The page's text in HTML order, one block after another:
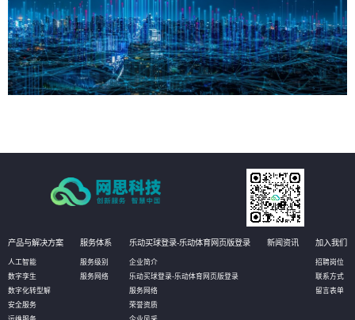
产品与解决方案
人工智能
数字孪生
数字化转型解
安全服务
服务体系
服务级别
服务网络
乐动买球登录-乐动体育网页版登录
企业简介
乐动买球登录-乐动体育网页版登录
服务网络
荣誉资质
新闻资讯 加入我们
招聘岗位
联系方式
留言表单